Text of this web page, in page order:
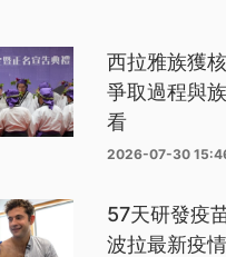
西拉雅族獲
爭取過程與
看
2026-07-30
57天研發疫
波拉最新疫